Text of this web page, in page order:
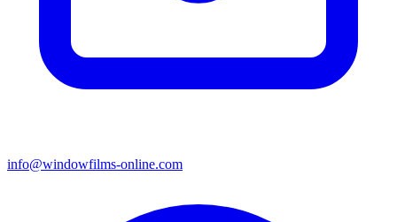
info@windowfilms-online.com